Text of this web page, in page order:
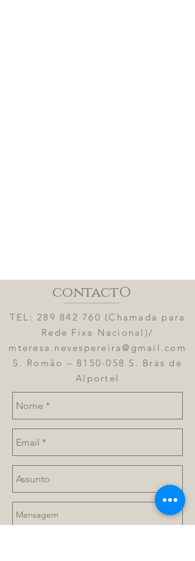
contactO
TEL: 289 842 760 (Chamada para
Rede Fixa Nacional)/
mteresa.nevespereira@gmail.com
S. Romão – 8150-058 S. Brás de
Alportel